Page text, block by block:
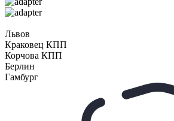
Львов
Краковец КПП
Корчова КПП
Берлин
Гамбург